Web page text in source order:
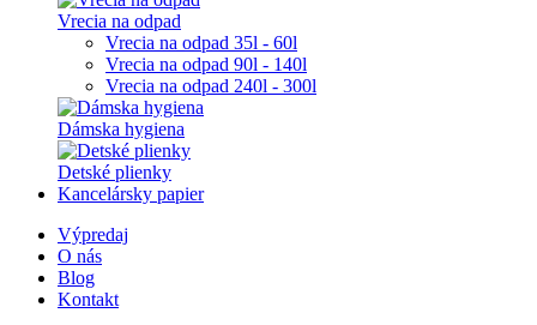
Vrecia na odpad
Vrecia na odpad 35l - 60l
Vrecia na odpad 90l - 140l
Vrecia na odpad 240l - 300l
Dámska hygiena
Detské plienky
Kancelársky papier
Výpredaj
O nás
Blog
Kontakt